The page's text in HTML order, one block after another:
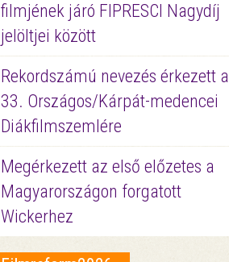
filmjének járó FIPRESCI Nagydíj
jelöltjei között
Rekordszámú nevezés érkezett a
33. Országos/Kárpát-medencei
Diákfilmszemlére
Megérkezett az első előzetes a
Magyarországon forgatott
Wickerhez